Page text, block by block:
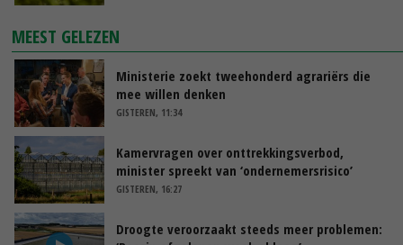
MEEST GELEZEN
Ministerie zoekt tweehonderd agrariërs die
mee willen denken
GISTEREN, 11:34
Kamervragen over onttrekkingsverbod,
minister spreekt van ‘ondernemersrisico’
GISTEREN, 16:27
Droogte veroorzaakt steeds meer problemen: